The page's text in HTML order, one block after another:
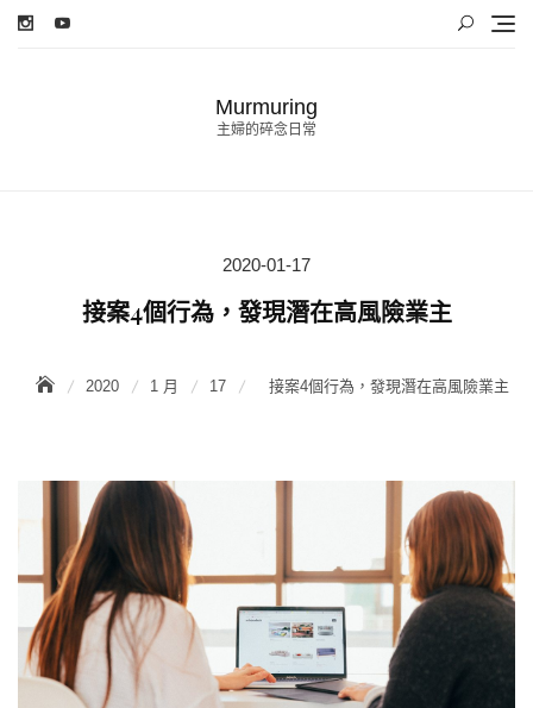
Skip
Murmuring
主婦的碎念日常
Posted
2020-01-17
接案4個行為，發現潛在高風險業主
2020 1 月 17 接案4個行為，發現潛在高風險業主